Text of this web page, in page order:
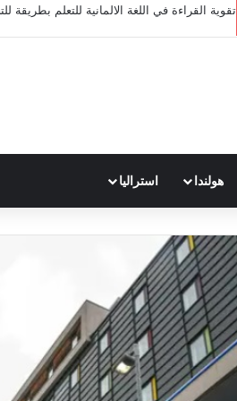
تقوية القراءة في اللغة الالمانية للتعلم بطريقة
هولندا استراليا